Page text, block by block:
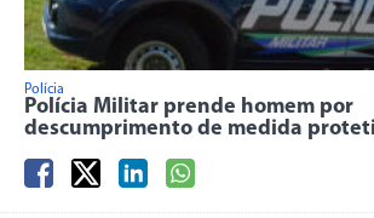
Polícia
Polícia Militar prende homem por
descumprimento de medida